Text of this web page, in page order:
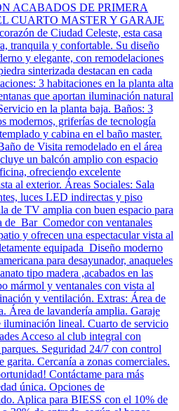
ACABADOS DE PRIMERA
CUARTO MASTER Y GARAJE
de Ciudad Celeste, esta casa
tranquila y confortable. Su diseño
y elegante, con remodelaciones
sinterizada destacan en cada
3 habitaciones en la planta alta
que aportan iluminación natural
en la planta baja. Baños: 3
modernos, griferías de tecnología
y cabina en el baño master.
de Visita remodelado en el área
un balcón amplio con espacio
ofreciendo excelente
al exterior. Áreas Sociales: Sala
luces LED indirectas y piso
de TV amplia con buen espacio para
de Bar Comedor con ventanales
y ofrecen una espectacular vista al
equipada Diseño moderno
para desayunador, anaqueles
tipo madera ,acabados en las
mármol y ventanales con vista al
y ventilación. Extras: Área de
Área de lavandería amplia. Garaje
iluminación lineal. Cuarto de servicio
Acceso al club integral con
Seguridad 24/7 con control
garita. Cercanía a zonas comerciales.
Contáctame para más
única. Opciones de
Aplica para BIESS con el 10% de